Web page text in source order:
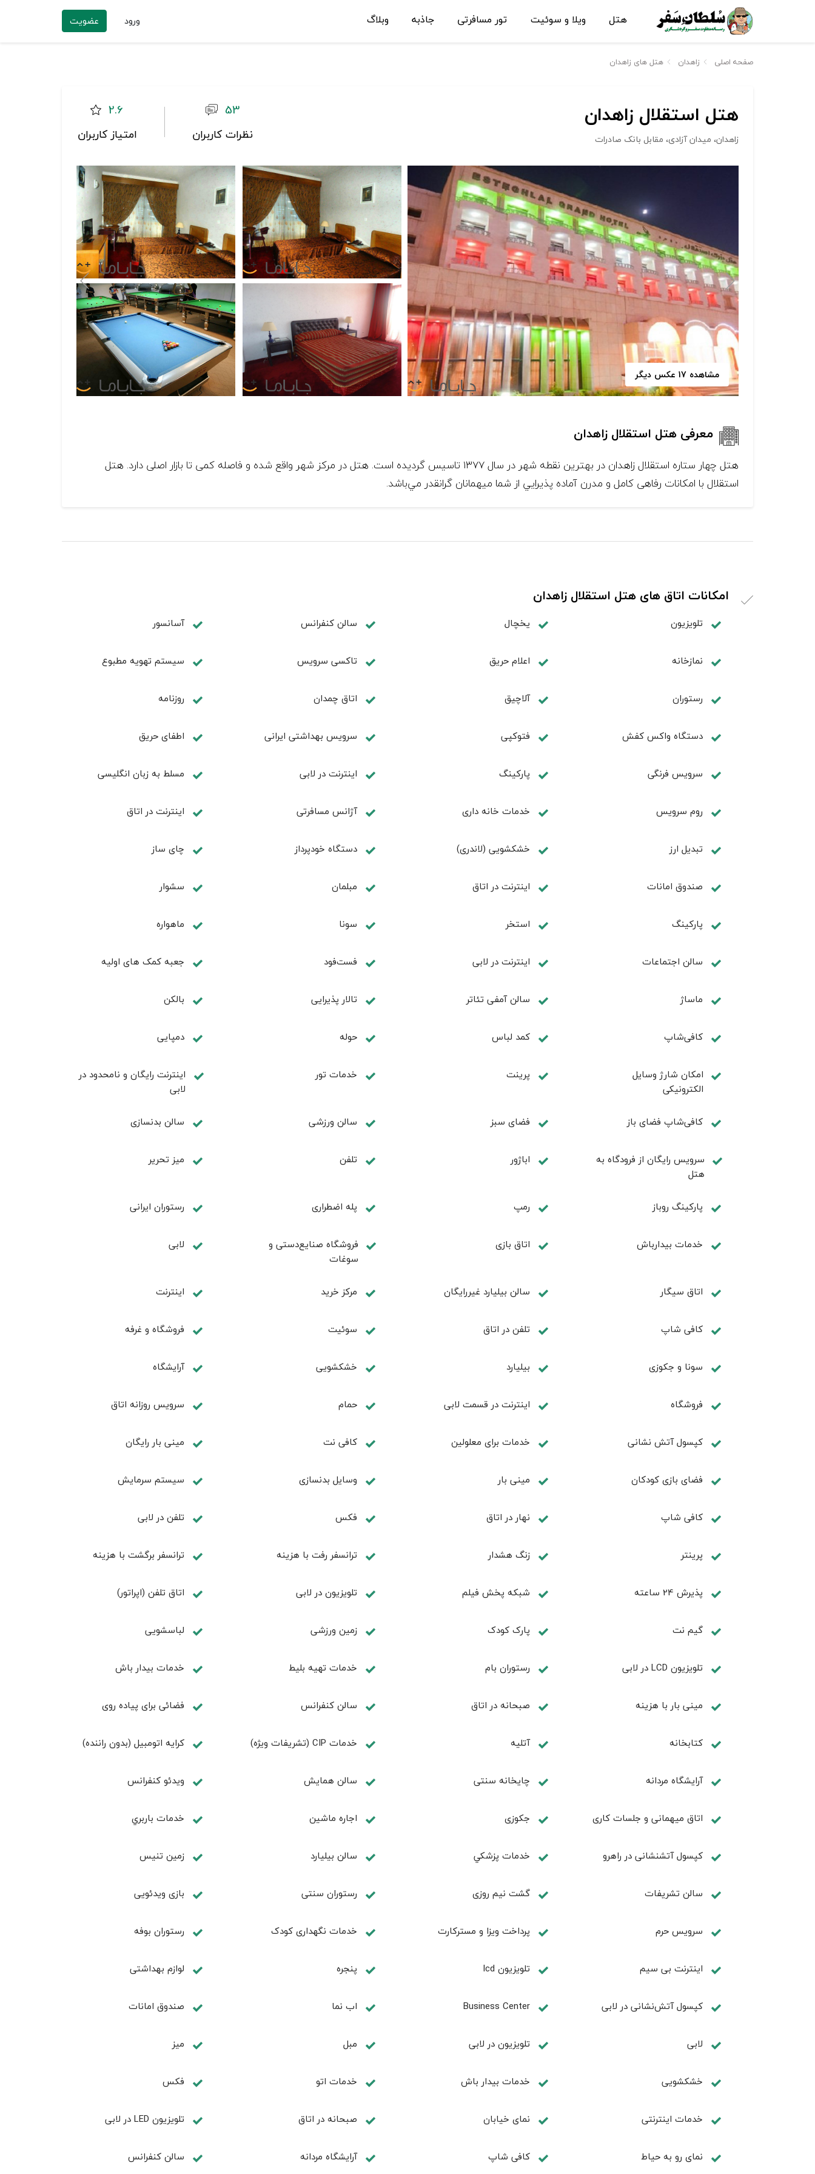
هتل ویلا و سوئیت تور مسافرتی جاذبه وبلاگ ورود عضویت
صفحه اصلی زاهدان هتل های زاهدان
هتل استقلال زاهدان
زاهدان، میدان آزادی، مقابل بانک صادرات
2.6
امتیاز کاربران
53
نظرات کاربران
مشاهده 17 عکس دیگر
معرفی هتل استقلال زاهدان
هتل چهار ستاره استقلال زاهدان در بهترین نقطه شهر در سال ۱۳۷۷ تاسیس گردیده است. هتل در مرکز شهر واقع شده و فاصله کمی تا بازار اصلی دارد. هتل
استقلال با امکانات رفاهی کامل و مدرن آماده پذيرايي از شما میهمانان گرانقدر مي‌باشد.
امکانات اتاق های هتل استقلال زاهدان
تلویزیون یخچال سالن کنفرانس آسانسور
نمازخانه اعلام حریق تاکسی سرویس سیستم تهویه مطبوع
رستوران آلاچیق اتاق چمدان روزنامه
دستگاه واکس کفش فتوکپی سرویس بهداشتی ایرانی اطفای حریق
سرویس فرنگی پاركينگ اينترنت در لابی مسلط به زبان انگليسی
روم سرويس خدمات خانه داری آژانس مسافرتی اينترنت در اتاق
تبديل ارز خشکشویی (لاندری) دستگاه خودپرداز چای ساز
صندوق امانات اینترنت در اتاق مبلمان سشوار
پارکینگ استخر سونا ماهواره
سالن اجتماعات اینترنت در لابی فست‌فود جعبه کمک های اولیه
ماساژ سالن آمفی تئاتر تالار پذیرایی بالکن
کافی‌شاپ کمد لباس حوله دمپایی
امکان شارژ وسایل
الکترونیکی
پرینت خدمات تور
اینترنت رایگان و نامحدود در
لابی
کافی‌شاپ فضای باز فضای سبز سالن ورزشی سالن بدنسازی
سرویس رایگان از فرودگاه به
هتل
اباژور تلفن میز تحریر
پارکینگ روباز رمپ پله اضطراری رستوران ایرانی
خدمات بیدارباش اتاق بازی
فروشگاه صنایع‌دستی و
سوغات
لابی
اتاق سیگار سالن بیلیارد غیررایگان مرکز خرید اینترنت
کافی شاپ تلفن در اتاق سوئیت فروشگاه و غرفه
سونا و جکوزی بیلیارد خشکشویی آرایشگاه
فروشگاه اینترنت در قسمت لابی حمام سرویس روزانه اتاق
کپسول آتش نشانی خدمات برای معلولین کافی نت مینی بار رایگان
فضای بازی کودکان مینی بار وسایل بدنسازی سیستم سرمایش
كافی شاپ نهار در اتاق فكس تلفن در لابی
پرینتر زنگ هشدار ترانسفر رفت با هزینه ترانسفر برگشت با هزینه
پذیرش 24 ساعته شبکه پخش فیلم تلویزیون در لابی اتاق تلفن (اپراتور)
گیم نت پارک کودک زمین ورزشی لباسشویی
تلويزيون LCD در لابی رستوران بام خدمات تهيه بليط خدمات بیدار باش
مینی بار با هزینه صبحانه در اتاق سالن كنفرانس فضائی برای پياده روی
كتابخانه آتلیه خدمات CIP (تشریفات ویژه) کرایه اتومبیل (بدون راننده)
آرايشگاه مردانه چايخانه سنتی سالن همايش ويدئو كنفرانس
اتاق ميهمانی و جلسات كاری جكوزی اجاره ماشين خدمات باربري
کپسول آتشنشانی در راهرو خدمات پزشكي سالن بيليارد زمين تنيس
سالن تشريفات گشت نیم روزی رستوران سنتی بازی ویدئویی
سرویس حرم پرداخت ویزا و مسترکارت خدمات نگهداری کودک رستوران بوفه
اینترنت بی سیم تلویزیون lcd پنجره لوازم بهداشتی
کپسول آتش‌نشانی در لابی Business Center اب نما صندوق امانات
لابی تلويزيون در لابی مبل ميز
خشکشویی خدمات بيدار باش خدمات اتو فكس
خدمات اینترنتی نمای خیابان صبحانه در اتاق تلويزيون LED در لابی
نمای رو به حیاط كافی شاپ آرايشگاه مردانه سالن كنفرانس